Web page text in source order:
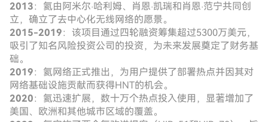
2013：氦由阿米尔·哈利姆、肖恩·凯瑞和肖恩·范宁共同创
立，确立了去中心化无线网络的愿景。
2015-2019：该项目通过四轮融资筹集超过5300万美元，
吸引了知名风险投资公司的投资，为未来发展奠定了财务基
础。
2019：氦网络正式推出，为用户提供了部署热点并因其对
网络基础设施贡献而获得HNT的机会。
2020：氦迅速扩展，数十万个热点投入使用，显著增加了
美国、欧洲和其他城市区域的覆盖。